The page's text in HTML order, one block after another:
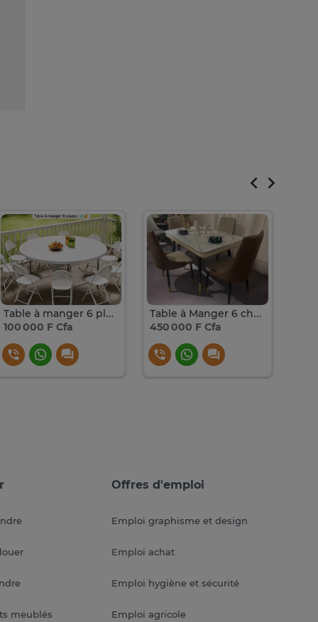
Table à manger 6 place table ronde
100 000 F Cfa
Table à Manger 6 chaises
450 000 F Cfa
meublés
Offres d'emploi
Emploi graphisme et design
Emploi achat
Emploi hygiène et sécurité
Emploi agricole